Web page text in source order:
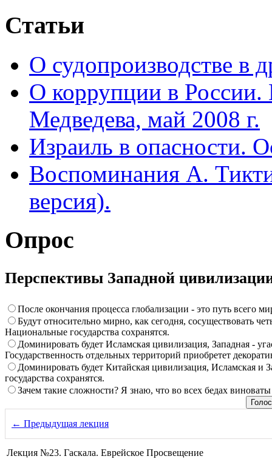
Статьи
О судопроизводстве в
О коррупции в
Медведева, май 2008 г.
Израиль в опасности.
Воспоминания А.
версия).
Опрос
Перспективы Западной
После окончания процесса глобализации - это путь всего
Будут относительно мирно, как сегодня, сосуществовать
Национальные государства сохранятся.
Доминировать будет Исламская цивилизация, Западная -
Государственность отдельных территорий приобретет
Доминировать будет Китайская цивилизация, Исламская и
государства сохранятся.
Зачем такие сложности? Я знаю, что во всех бедах
← Предыдущая лекция
Лекция №23. Гаскала. Еврейское Просвещение